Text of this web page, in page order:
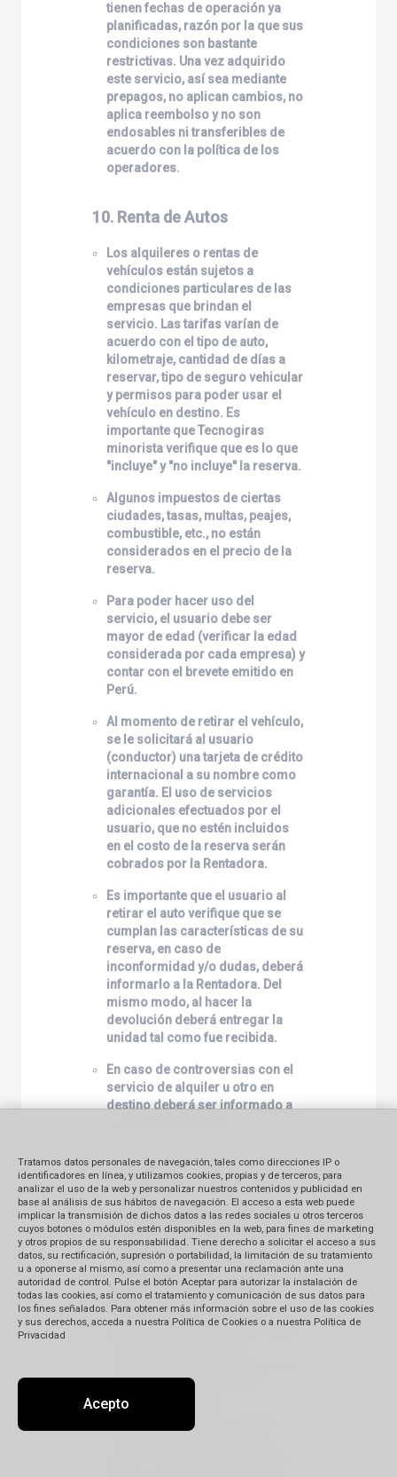
tienen fechas de operación ya
planificadas, razón por la que sus
condiciones son bastante
restrictivas. Una vez adquirido
este servicio, así sea mediante
prepagos, no aplican cambios, no
aplica reembolso y no son
endosables ni transferibles de
acuerdo con la política de los
operadores.
10. Renta de Autos
Los alquileres o rentas de
vehículos están sujetos a
condiciones particulares de las
empresas que brindan el
servicio. Las tarifas varían de
acuerdo con el tipo de auto,
kilometraje, cantidad de días a
reservar, tipo de seguro vehicular
y permisos para poder usar el
vehículo en destino. Es
importante queTecnogiras
minorista verifique que es lo que
"incluye" y "no incluye" la reserva.
Algunos impuestos de ciertas
ciudades, tasas, multas, peajes,
combustible, etc., no están
considerados en el precio de la
reserva.
Para poder hacer uso del
servicio, el usuario debe ser
mayor de edad (verificar la edad
considerada por cada empresa) y
contar con el brevete emitido en
Perú.
Al momento de retirar el vehículo,
se le solicitará al usuario
(conductor) una tarjeta de crédito
internacional a su nombre como
garantía. El uso de servicios
adicionales efectuados por el
usuario, que no estén incluidos
en el costo de la reserva serán
cobrados por la Rentadora.
Es importante que el usuario al
retirar el auto verifique que se
cumplan las características de su
reserva, en caso de
inconformidad y/o dudas, deberá
informarlo a la Rentadora. Del
mismo modo, al hacer la
devolución deberá entregar la
unidad tal como fue recibida.
En caso de controversias con el
servicio de alquiler u otro en
destino deberá ser informado a
11. Propinas
Aquellos programas que incluyen
propinas a maleteros en los
hoteles y aeropuertos tienen
especial mención al respecto.
Para grupos, las propinas a
maleteros en los hoteles se
incluyen para (1) maleta por
estos no disponen de este
servicio por haberlo
Tratamos datos personales de navegación, tales como direcciones IP o
identificadores en línea, y utilizamos cookies, propias y de terceros, para
analizar el uso de la web y personalizar nuestros contenidos y publicidad en
base al análisis de sus hábitos de navegación. El acceso a esta web puede
implicar la transmisión de dichos datos a las redes sociales u otros terceros
cuyos botones o módulos estén disponibles en la web, para fines de marketing
y otros propios de su responsabilidad. Tiene derecho a solicitar el acceso a sus
datos, su rectificación, supresión o portabilidad, la limitación de su tratamiento
u a oponerse al mismo, así como a presentar una reclamación ante una
autoridad de control. Pulse el botón Aceptar para autorizar la instalación de
todas las cookies, así como el tratamiento y comunicación de sus datos para
los fines señalados. Para obtener más información sobre el uso de las cookies
y sus derechos, acceda a nuestra Política de Cookies o a nuestra Política de
Privacidad
Acepto